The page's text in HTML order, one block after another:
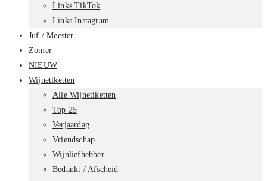
Links TikTok
Links Instagram
Juf / Meester
Zomer
NIEUW
Wijnetiketten
Alle Wijnetiketten
Top 25
Verjaardag
Vriendschap
Wijnliefhebber
Bedankt / Afscheid